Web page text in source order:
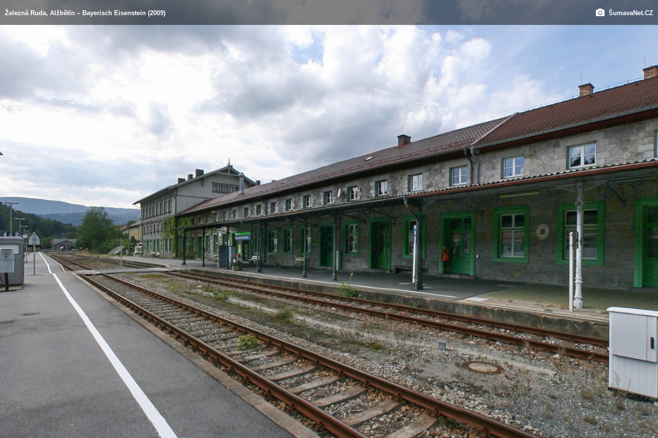
Železná Ruda, Alžbětín – Bayerisch Eisenstein (2009) ŠumavaNet.CZ